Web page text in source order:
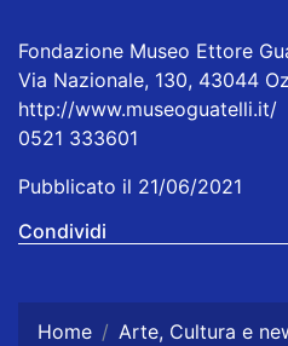
Fondazione Museo Ettore
Via Nazionale, 130, 43044
http://www.museoguatelli.it/
0521 333601
Pubblicato il 21/06/2021
Condividi
Home
Arte, Cultura e